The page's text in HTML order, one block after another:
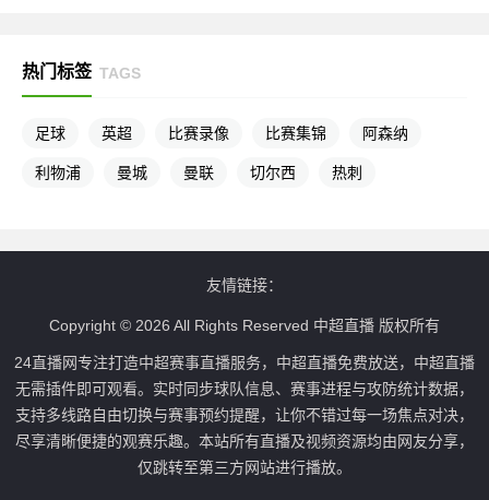
热门标签 TAGS
足球 英超 比赛录像 比赛集锦 阿森纳
利物浦 曼城 曼联 切尔西 热刺
友情链接：
Copyright © 2026 All Rights Reserved 中超直播 版权所有
24直播网专注打造中超赛事直播服务，中超直播免费放送，中超直播
无需插件即可观看。实时同步球队信息、赛事进程与攻防统计数据，
支持多线路自由切换与赛事预约提醒，让你不错过每一场焦点对决，
尽享清晰便捷的观赛乐趣。本站所有直播及视频资源均由网友分享，
仅跳转至第三方网站进行播放。